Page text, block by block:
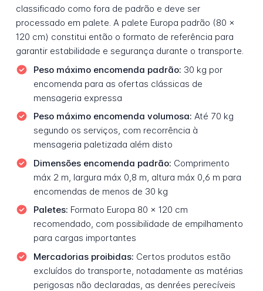
classificado como fora de padrão e deve ser
processado em palete. A palete Europa padrão (80 x
120 cm) constitui então o formato de referência para
garantir estabilidade e segurança durante o transporte.
Peso máximo encomenda padrão: 30 kg por
encomenda para as ofertas clássicas de
mensageria expressa
Peso máximo encomenda volumosa: Até 70 kg
segundo os serviços, com recorrência à
mensageria paletizada além disto
Dimensões encomenda padrão: Comprimento
máx 2 m, largura máx 0,8 m, altura máx 0,6 m para
encomendas de menos de 30 kg
Paletes: Formato Europa 80 x 120 cm
recomendado, com possibilidade de empilhamento
para cargas importantes
Mercadorias proibidas: Certos produtos estão
excluídos do transporte, notadamente as matérias
perigosas não declaradas, as denrées perecíveis